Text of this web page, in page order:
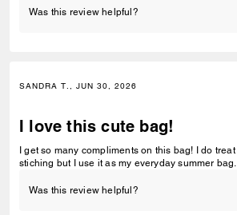
Was this review helpful?
SANDRA T., JUN 30, 2026
I love this cute bag!
I get so many compliments on this bag! I do treat it gingerly due to the
stiching but I use it as my everyday summer bag.
Was this review helpful?